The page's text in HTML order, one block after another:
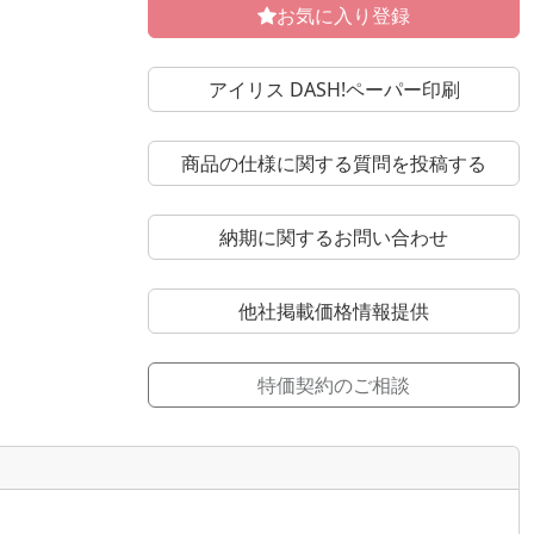
お気に入り登録
アイリス DASH!ペーパー印刷
商品の仕様に関する質問を投稿する
納期に関するお問い合わせ
他社掲載価格情報提供
特価契約のご相談